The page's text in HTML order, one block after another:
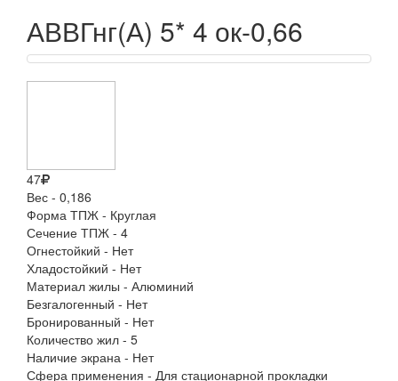
АВВГнг(А) 5* 4 ок-0,66
47
Вес - 0,186
Форма ТПЖ - Круглая
Сечение ТПЖ - 4
Огнестойкий - Нет
Хладостойкий - Нет
Материал жилы - Алюминий
Безгалогенный - Нет
Бронированный - Нет
Количество жил - 5
Наличие экрана - Нет
Сфера применения - Для стационарной прокладки